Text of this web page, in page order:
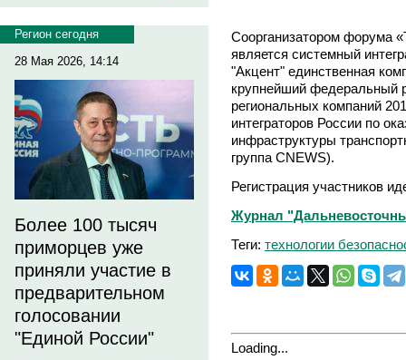
Регион сегодня
28 Мая 2026, 14:14
Более 100 тысяч
приморцев уже
приняли участие в
предварительном
голосовании
"Единой России"
Соорганизатором форума
является системный
"Акцент" единственная
крупнейший федеральный
региональных компаний
интеграторов России по
инфраструктуры
группа CNEWS).
Регистрация участников
Журнал
Теги: технологии
Loading...